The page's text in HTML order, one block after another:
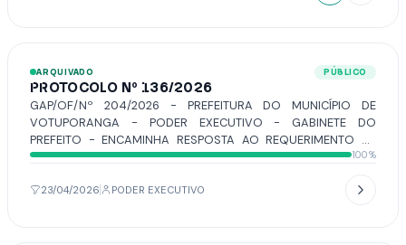
ARQUIVADO PÚBLICO
PROTOCOLO Nº 136/2026
GAP/OF/Nº 204/2026 - PREFEITURA DO MUNICÍPIO DE
VOTUPORANGA - PODER EXECUTIVO - GABINETE DO
PREFEITO - ENCAMINHA RESPOSTA AO REQUERIMENTO Nº
54/2026, DE AUTORIA DO VEREADOR WARTÃO.
100%
23/04/2026 PODER EXECUTIVO